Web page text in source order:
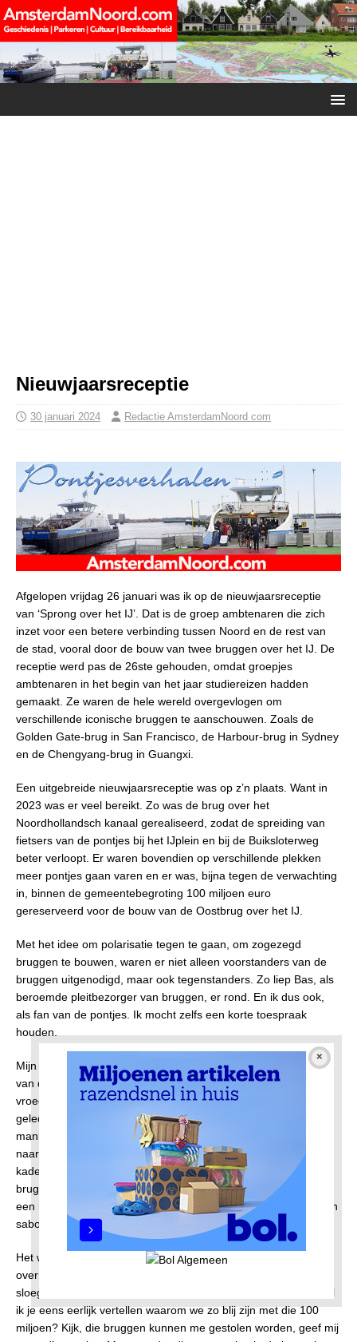
Nieuwjaarsreceptie
30 januari 2024 Redactie AmsterdamNoord com
Afgelopen vrijdag 26 januari was ik op de nieuwjaarsreceptie
van ‘Sprong over het IJ’. Dat is de groep ambtenaren die zich
inzet voor een betere verbinding tussen Noord en de rest van
de stad, vooral door de bouw van twee bruggen over het IJ. De
receptie werd pas de 26ste gehouden, omdat groepjes
ambtenaren in het begin van het jaar studiereizen hadden
gemaakt. Ze waren de hele wereld overgevlogen om
verschillende iconische bruggen te aanschouwen. Zoals de
Golden Gate-brug in San Francisco, de Harbour-brug in Sydney
en de Chengyang-brug in Guangxi.
Een uitgebreide nieuwjaarsreceptie was op z’n plaats. Want in
2023 was er veel bereikt. Zo was de brug over het
Noordhollandsch kanaal gerealiseerd, zodat de spreiding van
fietsers van de pontjes bij het IJplein en bij de Buiksloterweg
beter verloopt. Er waren bovendien op verschillende plekken
meer pontjes gaan varen en er was, bijna tegen de verwachting
in, binnen de gemeentebegroting 100 miljoen euro
gereserveerd voor de bouw van de Oostbrug over het IJ.
Met het idee om polarisatie tegen te gaan, om zogezegd
bruggen te bouwen, waren er niet alleen voorstanders van de
bruggen uitgenodigd, maar ook tegenstanders. Zo liep Bas, als
beroemde pleitbezorger van bruggen, er rond. En ik dus ook,
als fan van de pontjes. Ik mocht zelfs een korte toespraak
houden.
Mijn publiek reageerde lauw op mijn verhaal over de charme
van de pontjes. Aan het einde was er zelfs een lolbroek die
vroeg: ‘Leuk die pontjes, maar waren er een paar weken
geleden niet een aantal uit de vaart genomen wegens een
mankement aan de motoren? En gingen de pontjes vanaf en
naar de Buiksloterweg juist enkele dagen niet, omdat de
kademuur gedeeltelijk was ingestort? Is dat geen teken dat
bruggen veel beter zijn?’ Ik probeerde me eruit te redden met
een kwinkslag: ‘Volgens mij waren die incidenten het gevolg van
sabotage van Bas met z’n groep.’ Vond men niet leuk.
Het werd toch nog gezellig op de receptie. De hapjes waren
overheerlijk en de champagne vloeide rijkelijk. Aan het einde
sloeg een ambtenaar een arm om mijn schouder en vroeg: ‘Zal
ik je eens eerlijk vertellen waarom we zo blij zijn met die 100
miljoen? Kijk, die bruggen kunnen me gestolen worden, geef mij